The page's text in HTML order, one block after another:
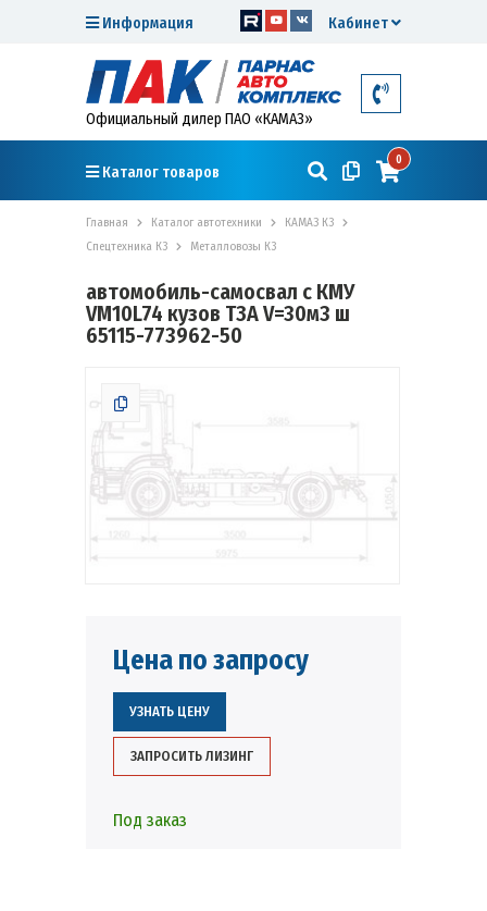
Кабинет
Информация
Официальный дилер ПАО «КАМАЗ»
Каталог товаров
0
Главная Каталог автотехники
КАМАЗ К3
Спецтехника К3
Металловозы К3
автомобиль-самосвал с КМУ
VM10L74 кузов ТЗА V=30м3 ш
65115-773962-50
Цена по запросу
УЗНАТЬ ЦЕНУ
ЗАПРОСИТЬ ЛИЗИНГ
Под заказ